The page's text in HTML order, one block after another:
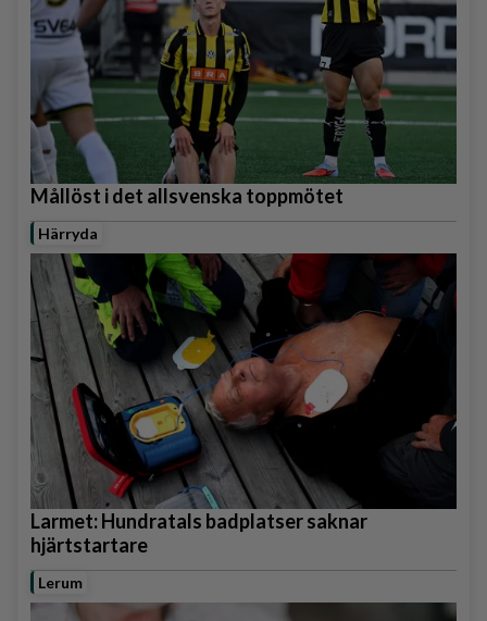
Mållöst i det allsvenska toppmötet
Härryda
Larmet: Hundratals badplatser saknar
hjärtstartare
Lerum